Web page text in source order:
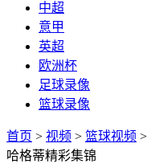
中超
意甲
英超
欧洲杯
足球录像
篮球录像
首页 > 视频 > 篮球视频
哈格蒂精彩集锦